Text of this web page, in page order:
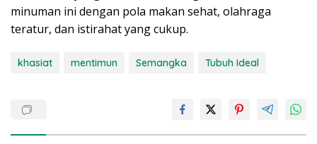
minuman ini dengan pola makan sehat, olahraga
teratur, dan istirahat yang cukup.
khasiat mentimun Semangka Tubuh Ideal